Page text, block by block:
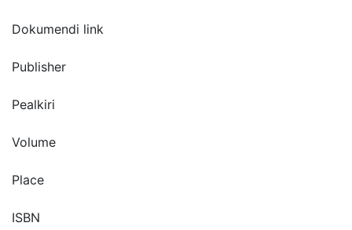
Dokumendi link
Publisher
Pealkiri
Volume
Place
ISBN